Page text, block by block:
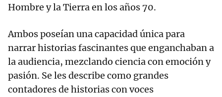
Hombre y la Tierra en los años 70.
Ambos poseían una capacidad única para
narrar historias fascinantes que enganchaban a
la audiencia, mezclando ciencia con emoción y
pasión. Se les describe como grandes
contadores de historias con voces